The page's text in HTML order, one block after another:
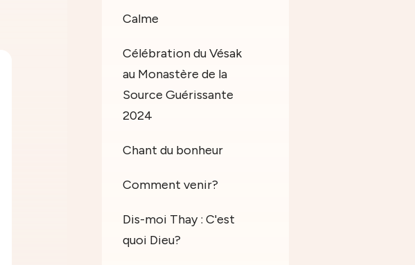
Calme
Célébration du Vésak
au Monastère de la
Source Guérissante
2024
Chant du bonheur
Comment venir?
Dis-moi Thay : C'est
quoi Dieu?